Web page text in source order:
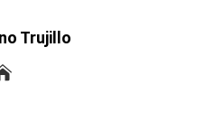
Trujillo